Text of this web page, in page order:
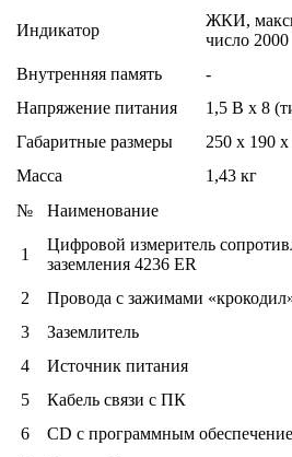
Индикатор
ЖКИ,
число 2000
Внутренняя память
-
Напряжение питания
1,5 В х 8
Габаритные размеры
250 х 190
Масса
1,43 кг
№
Наименование
1
Цифровой измеритель
заземления 4236 ER
2 Провода с зажимами
3
Заземлитель
4
Источник питания
5
Кабель связи с ПК
6
CD с программным